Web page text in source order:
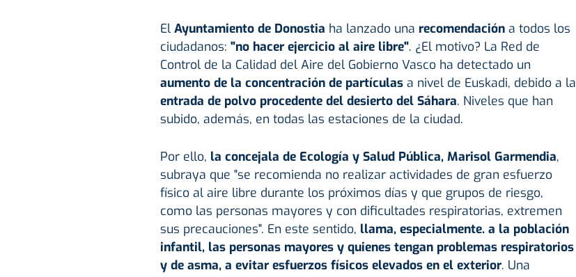
El Ayuntamiento de Donostia ha lanzado una recomendacióna todos los
ciudadanos: "no hacer ejercicio al aire libre". ¿El motivo? La Red de
Control de la Calidad del Aire del Gobierno Vasco ha detectado un
aumento de la concentración de partículasa nivel de Euskadi, debido a la
entrada de polvo procedente del desierto del Sáhara. Niveles que han
subido, además, en todas las estaciones de la ciudad.
Por ello, la concejala de Ecología y Salud Pública, Marisol Garmendia,
subraya que "se recomienda no realizar actividades de gran esfuerzo
físico al aire libre durante los próximos días y que grupos de riesgo,
como las personas mayores y con dificultades respiratorias, extremen
sus precauciones". En este sentido, llama, especialmente. a la población
infantil, las personas mayores y quienes tengan problemas respiratorios
y de asma, a evitar esfuerzos físicos elevados en el exterior. Una